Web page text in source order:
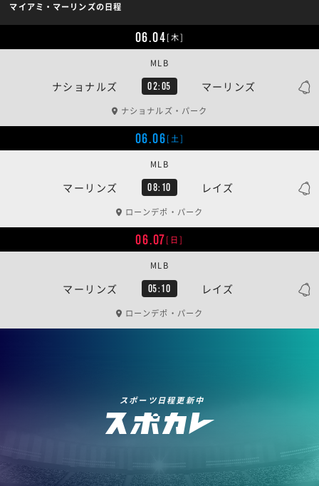
マイアミ・マーリンズの日程
06.04[木]
ナショナルズ 02:05 マーリンズ
MLB
ナショナルズ・パーク
06.06[土]
マーリンズ 08:10 レイズ
MLB
ローンデポ・パーク
06.07[日]
マーリンズ 05:10 レイズ
MLB
ローンデポ・パーク
スポーツ日程更新中